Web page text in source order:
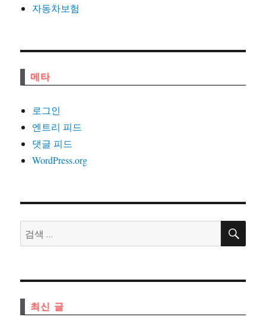
자동차보험
메타
로그인
엔트리 피드
댓글 피드
WordPress.org
검
색:
검
최신 글